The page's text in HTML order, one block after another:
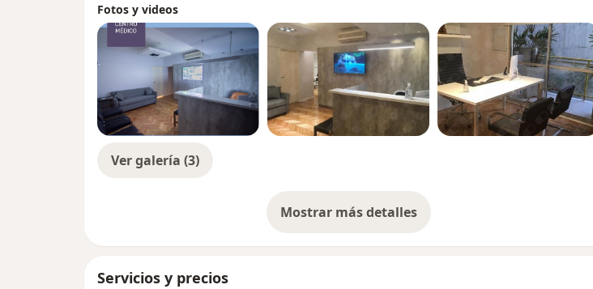
Fotos y videos
Ver galería (3)
Mostrar más detalles
sobre la experiencia
Servicios y precios